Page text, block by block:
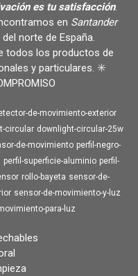
es tu satisfacción.
en Santander
norte de España.
todos los productos de
y particulares. ✳️
de-movimiento-exterior
circular downlight-circular-25w
de-movimiento perfil-negro-
perfil-superficie-aluminio perfil-
rollo-bayeta sensor-de-
sensor-de-movimiento-y-luz
para-luz